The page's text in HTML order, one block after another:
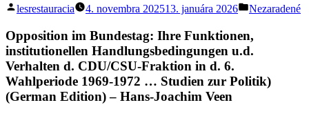
Posted
lesrestauracia 4. novembra 202513. januára 2026
Posted
Nezaradené
Opposition im Bundestag: Ihre Funktionen,
institutionellen Handlungsbedingungen u.d.
Verhalten d. CDU/CSU-Fraktion in d. 6.
Wahlperiode 1969-1972 … Studien zur Politik)
(German Edition) – Hans-Joachim Veen